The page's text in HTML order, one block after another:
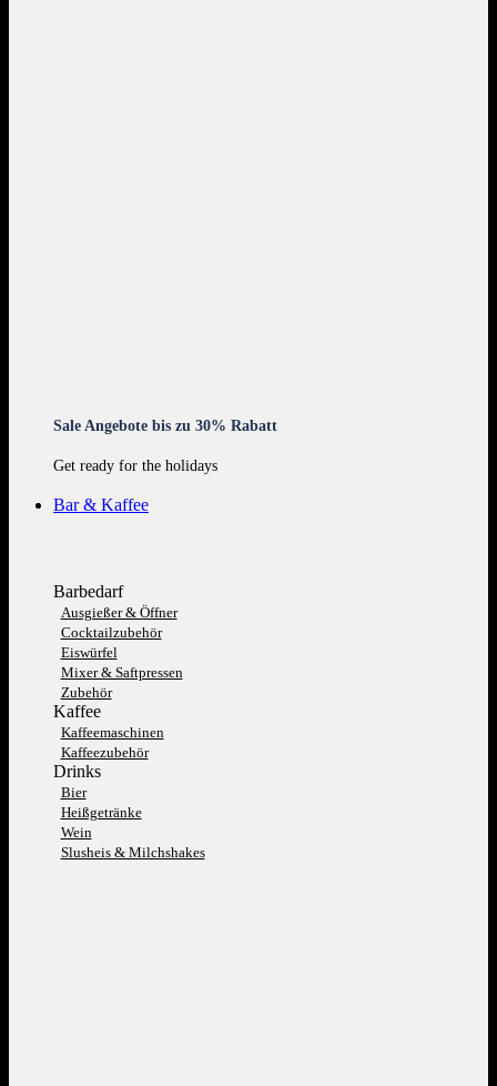
Sale Angebote bis zu 30% Rabatt
Get ready for the holidays
Bar & Kaffee
Barbedarf
Ausgießer & Öffner
Cocktailzubehör
Eiswürfel
Mixer & Saftpressen
Zubehör
Kaffee
Kaffeemaschinen
Kaffeezubehör
Drinks
Bier
Heißgetränke
Wein
Slusheis & Milchshakes